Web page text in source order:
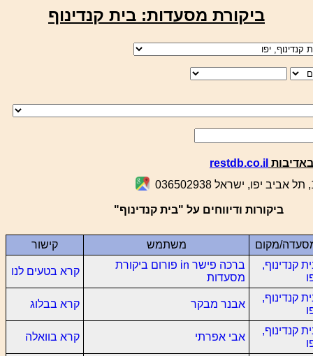
ביקורת מסעדות: בית קנדינוף
restdb.co.il
ביקורות ודיווחים על "בית קנדינוף"
מקום משתמש
קישור
קנדינוף,
ברכה פישר in פורום ביקורת
מסעדות
קרא בטעים לנו
קנדינוף,
אבנר מבקר קרא בבלוג
קנדינוף,
אבי אפרתי קרא בוואלה